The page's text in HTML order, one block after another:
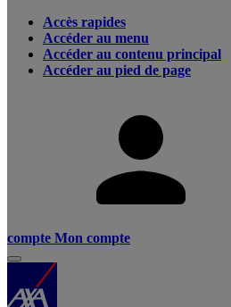
Accès rapides
Accéder au menu
Accéder au contenu principal
Accéder au pied de page
compte Mon compte